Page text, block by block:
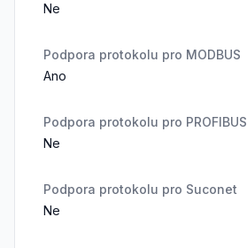
Ne
Podpora protokolu pro MODBUS
Ano
Podpora protokolu pro PROFIBUS
Ne
Podpora protokolu pro Suconet
Ne